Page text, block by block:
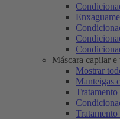
Máscara capilar
Mostrar
Manteigas
Tratamento